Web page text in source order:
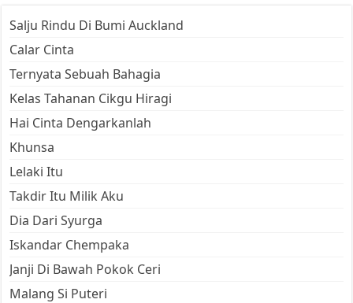
Salju Rindu Di Bumi Auckland
Calar Cinta
Ternyata Sebuah Bahagia
Kelas Tahanan Cikgu Hiragi
Hai Cinta Dengarkanlah
Khunsa
Lelaki Itu
Takdir Itu Milik Aku
Dia Dari Syurga
Iskandar Chempaka
Janji Di Bawah Pokok Ceri
Malang Si Puteri